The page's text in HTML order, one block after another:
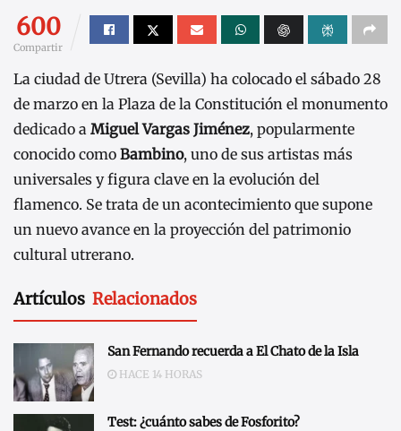
600
Compartir
La ciudad de Utrera (Sevilla) ha colocado el sábado 28
de marzo en la Plaza de la Constitución el monumento
dedicado a Miguel Vargas Jiménez, popularmente
conocido como Bambino, uno de sus artistas más
universales y figura clave en la evolución del
flamenco. Se trata de un acontecimiento que supone
un nuevo avance en la proyección del patrimonio
cultural utrerano.
Artículos Relacionados
San Fernando recuerda a El Chato de la Isla
HACE 14 HORAS
Test: ¿cuánto sabes de Fosforito?